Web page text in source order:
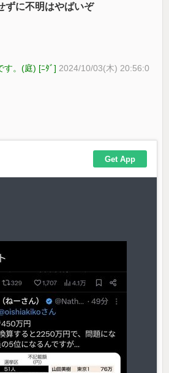
ずに不明はやばいぞ
す。(庭) [ﾆﾀﾞ] 2024/10/03(木) 20:56:0